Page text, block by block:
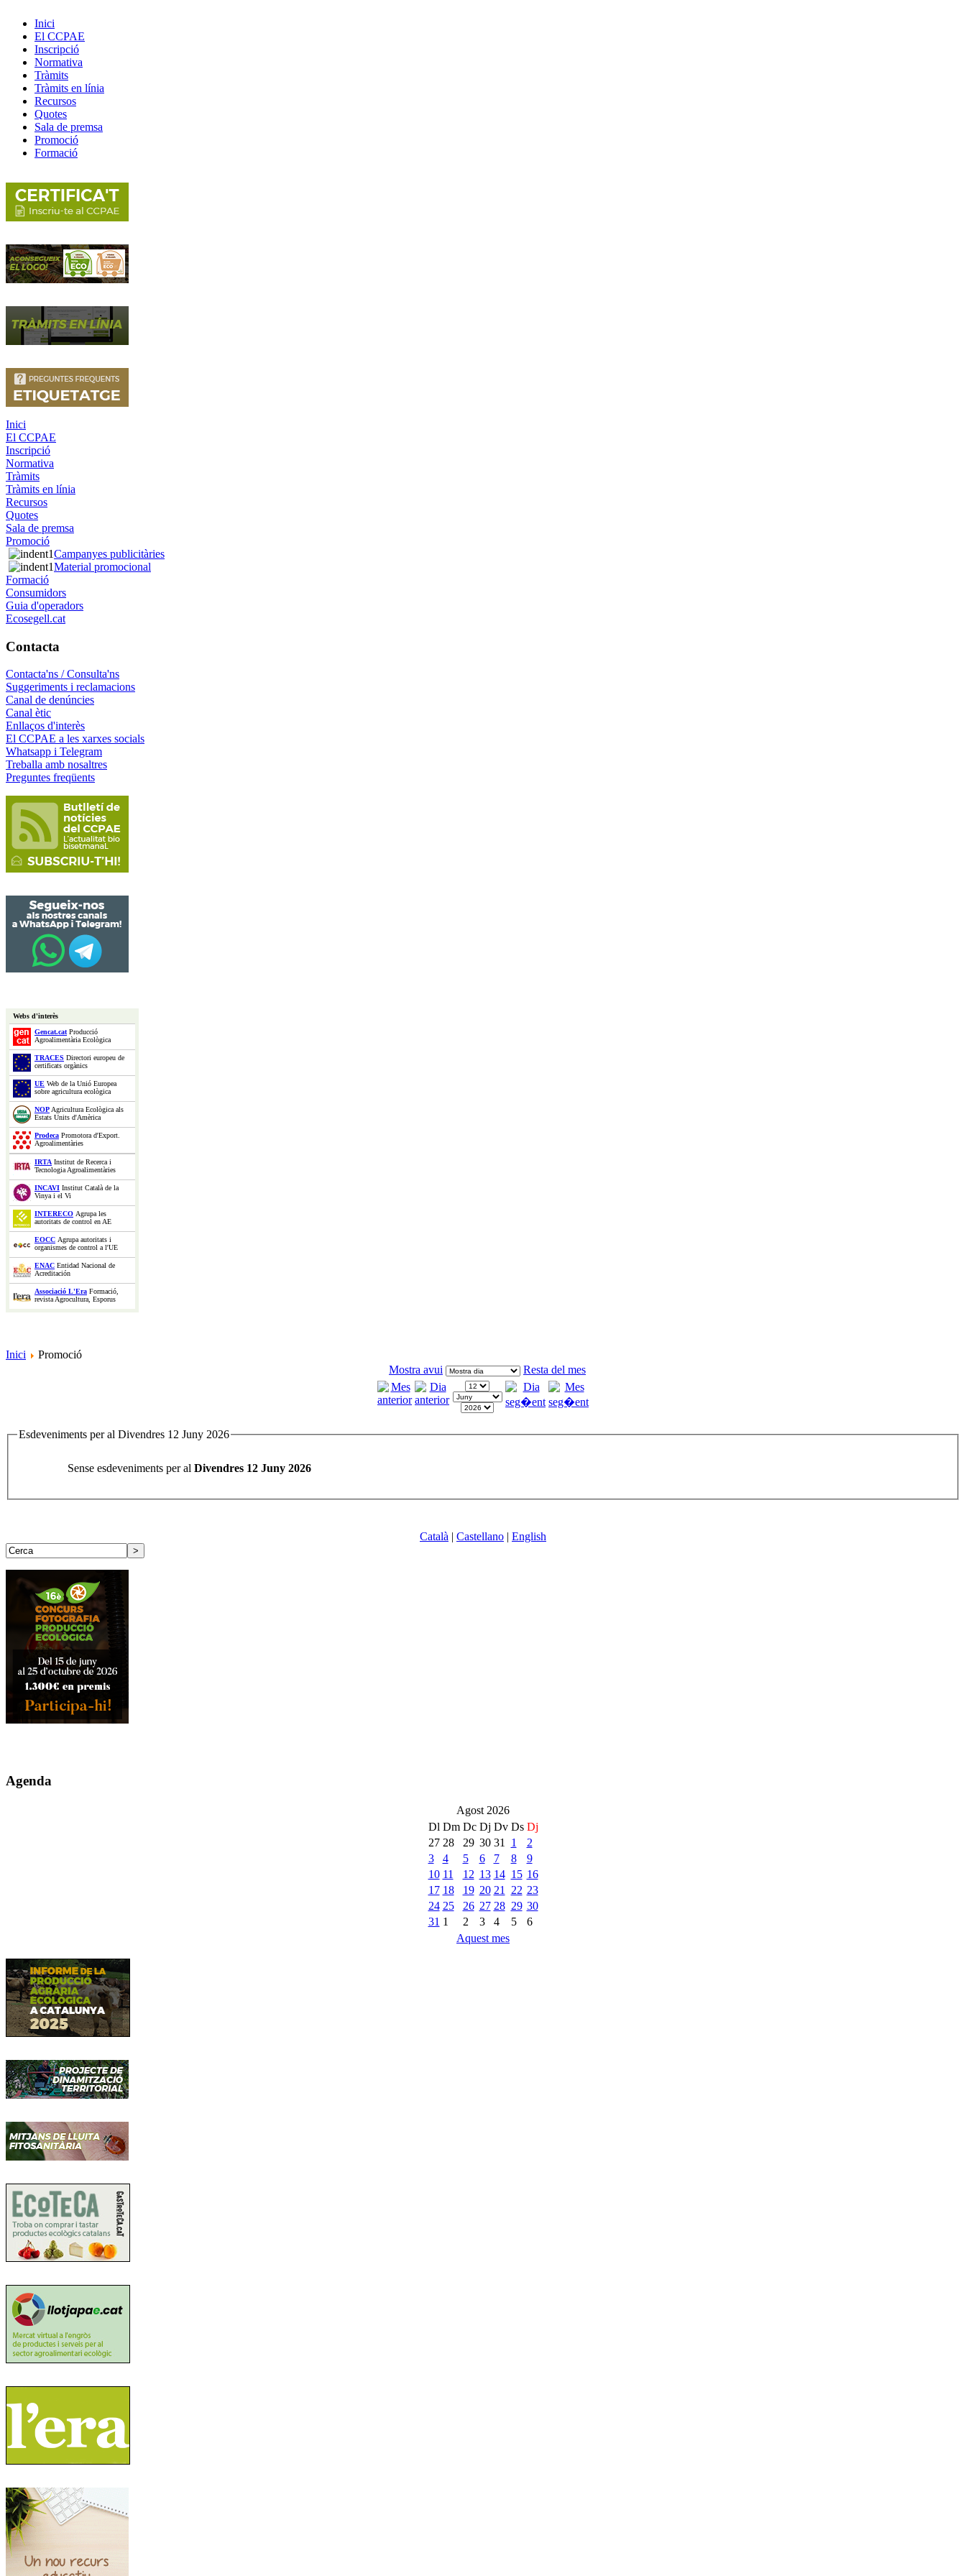
Inici
El CCPAE
Inscripció
Normativa
Tràmits
Tràmits en línia
Recursos
Quotes
Sala de premsa
Promoció
Formació
Inici
El CCPAE
Inscripció
Normativa
Tràmits
Tràmits en línia
Recursos
Quotes
Sala de premsa
Promoció
Campanyes publicitàries
Material promocional
Formació
Consumidors
Guia d'operadors
Ecosegell.cat
Contacta
Contacta'ns / Consulta'ns
Suggeriments i reclamacions
Canal de denúncies
Canal ètic
Enllaços d'interès
El CCPAE a les xarxes socials
Whatsapp i Telegram
Treballa amb nosaltres
Preguntes freqüents
Webs d'interès
Gencat.catProducció
Agroalimentària Ecològica
TRACES Directori europeu de
certificats orgànics
UE Web de la Unió Europea
sobre agricultura ecològica
NOPAgricultura Ecològica als
Estats Units d'Amèrica
Prodeca Promotora d'Export.
Agroalimentàries
IRTA Institut de Recerca i
Tecnologia Agroalimentàries
INCAVI Institut Català de la
Vinya i el Vi
INTERECO Agrupa les
autoritats de control en AE
EOCC Agrupa autoritats i
organismes de control a l'UE
ENAC Entidad Nacional de
Acreditación
Associació L'Era Formació,
revista Agrocultura, Esporus
Inici
Promoció
Mostra avui
Resta del mes
Esdeveniments per al Divendres 12 Juny 2026
Sense esdeveniments per al Divendres 12 Juny 2026
Català | Castellano | English
Agenda
Agost 2026
Dl Dm Dc Dj Dv Ds Dj
27 28 29 30 31 1
2
3
4 5 6 7 8
9
10 11 12 13 14 15 16
17 18 19 20 21 22 23
24 25 26 27 28 29 30
31 1 2 3 4 5
6
Aquest mes